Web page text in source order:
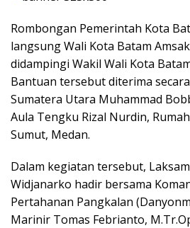
Rombongan Pemerintah Kota
langsung Wali Kota Batam
didampingi Wakil Wali Kota
Bantuan tersebut diterima
Sumatera Utara Muhammad
Aula Tengku Rizal Nurdin,
Sumut, Medan.
Dalam kegiatan tersebut,
Widjanarko hadir bersama
Pertahanan Pangkalan
Marinir Tomas Febrianto,